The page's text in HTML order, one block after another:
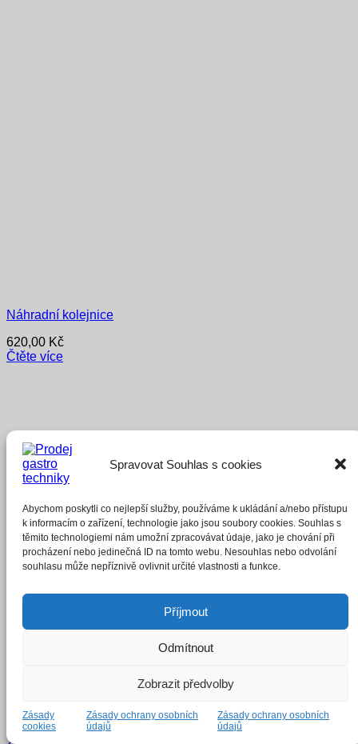
Spravovat Souhlas s cookies
Abychom poskytli co nejlepší služby, používáme k ukládání a/nebo přístupu
k informacím o zařízení, technologie jako jsou soubory cookies. Souhlas s
těmito technologiemi nám umožní zpracovávat údaje, jako je chování při
procházení nebo jedinečná ID na tomto webu. Nesouhlas nebo odvolání
souhlasu může nepříznivě ovlivnit určité vlastnosti a funkce.
Příjmout
Odmítnout
Zobrazit předvolby
Zásady
cookies
Zásady ochrany osobních
údajů
Zásady ochrany osobních
údajů
Náhradní kolejnice
620,00 Kč
Čtěte více